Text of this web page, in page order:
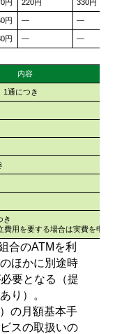
円 220円 330円
円 ― ―
円 ― ―
内容
通につき
き
用を要する場合は実費を申し
合のATMを利
ほかに別途時
要となる（提
り）。
の月額基本手
スの取扱いの